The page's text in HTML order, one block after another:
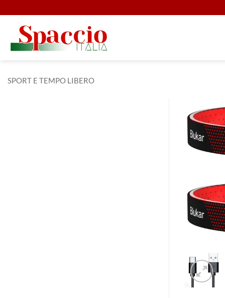
contenuti
SPORT E TEMPO LIBERO